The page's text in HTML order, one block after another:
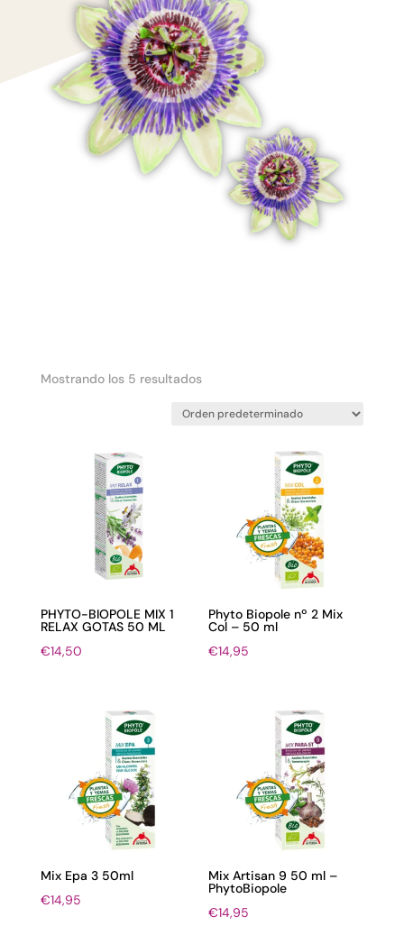
Mostrando los 5 resultados
PHYTO-BIOPOLE MIX 1
RELAX GOTAS 50 ML
€14,50
Phyto Biopole nº 2 Mix
Col – 50 ml
€14,95
Mix Epa 3 50ml
€14,95
Mix Artisan 9 50 ml –
PhytoBiopole
€14,95